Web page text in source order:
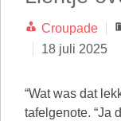
Croupade
18 juli 2025
“Wat was dat
tafelgenote. “Ja